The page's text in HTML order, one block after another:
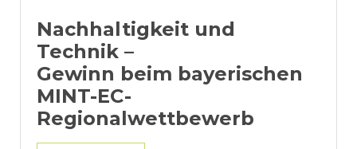
Nachhaltigkeit und
Technik –
Gewinn beim bayerischen
MINT-EC-
Regionalwettbewerb